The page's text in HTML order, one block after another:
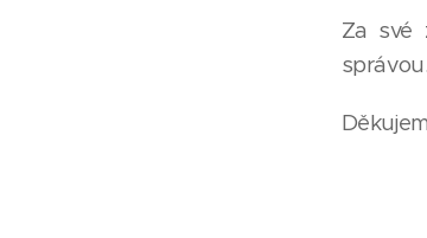
Za své
správou.